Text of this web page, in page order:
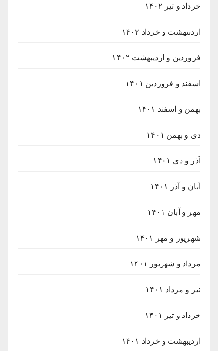
خرداد و تیر ۱۴۰۲
اردیبهشت و خرداد ۱۴۰۲
فروردین و اردیبهشت ۱۴۰۲
اسفند و فروردین ۱۴۰۱
بهمن و اسفند ۱۴۰۱
دی و بهمن ۱۴۰۱
آذر و دی ۱۴۰۱
آبان و آذر ۱۴۰۱
مهر و آبان ۱۴۰۱
شهریور و مهر ۱۴۰۱
مرداد و شهریور ۱۴۰۱
تیر و مرداد ۱۴۰۱
خرداد و تیر ۱۴۰۱
اردیبهشت و خرداد ۱۴۰۱